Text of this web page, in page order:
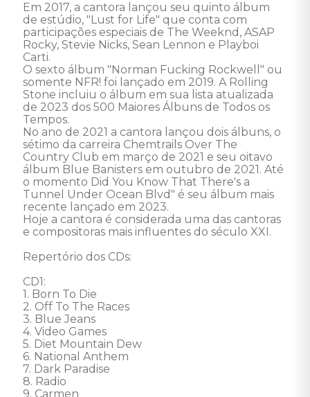
Em 2017, a cantora lançou seu quinto álbum
de estúdio, "Lust for Life" que conta com
participações especiais de The Weeknd, ASAP
Rocky, Stevie Nicks, Sean Lennon e Playboi
Carti.
O sexto álbum "Norman Fucking Rockwell" ou
somente NFR! foi lançado em 2019. A Rolling
Stone incluiu o álbum em sua lista atualizada
de 2023 dos 500 Maiores Álbuns de Todos os
Tempos.
No ano de 2021 a cantora lançou dois álbuns, o
sétimo da carreira Chemtrails Over The
Country Club em março de 2021 e seu oitavo
álbum Blue Banisters em outubro de 2021. Até
o momento Did You Know That There's a
Tunnel Under Ocean Blvd" é seu álbum mais
recente lançado em 2023.
Hoje a cantora é considerada uma das cantoras
e compositoras mais influentes do século XXI.
Repertório dos CDs:
CD1:
1. Born To Die
2. Off To The Races
3. Blue Jeans
4. Video Games
5. Diet Mountain Dew
6. National Anthem
7. Dark Paradise
8. Radio
9. Carmen